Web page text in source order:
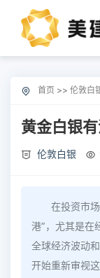
首页 >> 伦敦白
黄金白银
伦敦白银
在投资市
港”，尤其是在
全球经济波动
开始重新审视